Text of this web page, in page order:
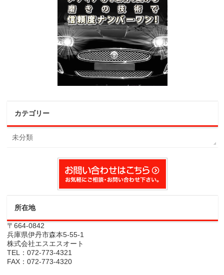
カテゴリー
未分類
所在地
〒664-0842
兵庫県伊丹市森本5-55-1
株式会社エスエスオート
TEL：072-773-4321
FAX：072-773-4320